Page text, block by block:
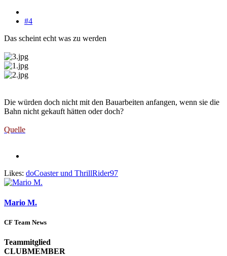
#4
Das scheint echt was zu werden
Die würden doch nicht mit den Bauarbeiten anfangen, wenn sie die
Bahn nicht gekauft hätten oder doch?
Quelle
Likes: doCoasterund ThrillRider97
Mario M.
CF Team News
Teammitglied
CLUBMEMBER